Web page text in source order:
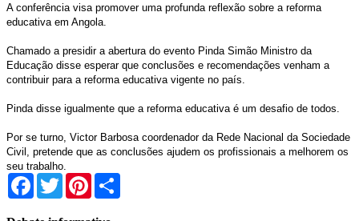
A conferência visa promover uma profunda reflexão sobre a reforma
educativa em Angola.
Chamado a presidir a abertura do evento Pinda Simão Ministro da
Educação disse esperar que conclusões e recomendações venham a
contribuir para a reforma educativa vigente no país.
Pinda disse igualmente que a reforma educativa é um desafio de todos.
Por se turno, Victor Barbosa coordenador da Rede Nacional da Sociedade
Civil, pretende que as conclusões ajudem os profissionais a melhorem os
seu trabalho.
Facebook
TwitterPinterest